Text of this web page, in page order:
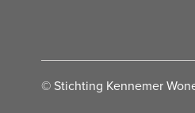
© Stichting Kennemer